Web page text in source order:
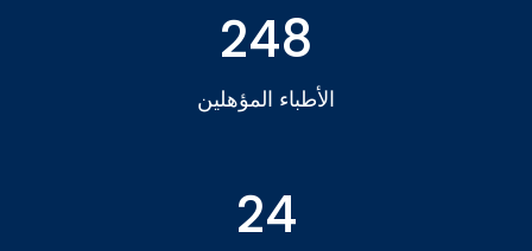
248
الأطباء المؤهلين
24